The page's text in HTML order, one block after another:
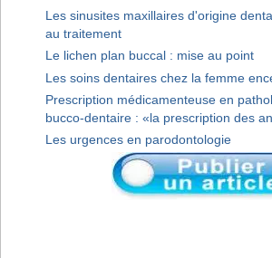
Les sinusites maxillaires d'origine
au traitement
Le lichen plan buccal : mise au point
Les soins dentaires chez la femme
Prescription médicamenteuse en
bucco-dentaire : «la prescription des
Les urgences en parodontologie